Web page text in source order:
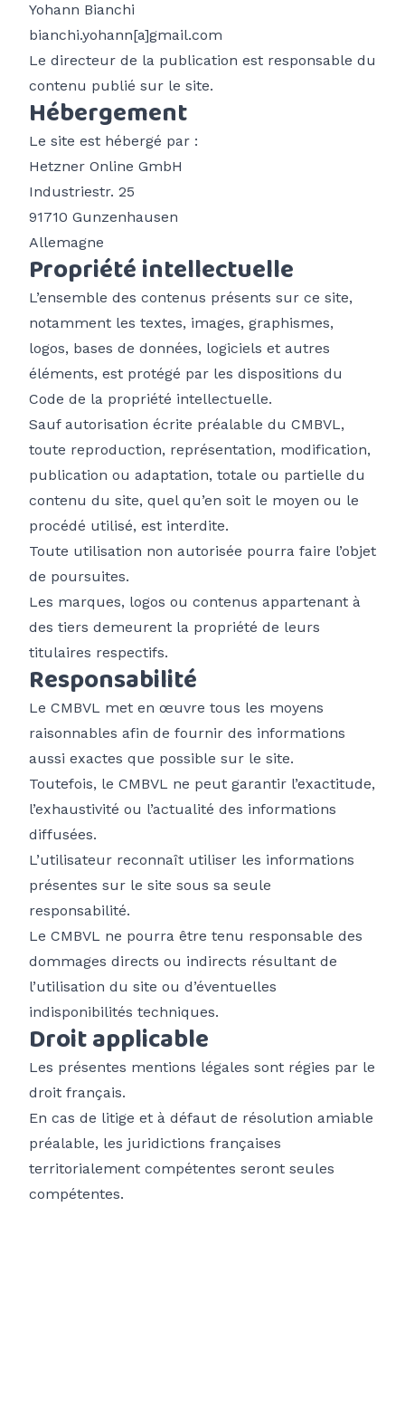
Yohann Bianchi
bianchi.yohann[a]gmail.com
Le directeur de la publication est responsable du
contenu publié sur le site.
Hébergement
Le site est hébergé par :
Hetzner Online GmbH
Industriestr. 25
91710 Gunzenhausen
Allemagne
Propriété intellectuelle
L’ensemble des contenus présents sur ce site,
notamment les textes, images, graphismes,
logos, bases de données, logiciels et autres
éléments, est protégé par les dispositions du
Code de la propriété intellectuelle.
Sauf autorisation écrite préalable du CMBVL,
toute reproduction, représentation, modification,
publication ou adaptation, totale ou partielle du
contenu du site, quel qu’en soit le moyen ou le
procédé utilisé, est interdite.
Toute utilisation non autorisée pourra faire l’objet
de poursuites.
Les marques, logos ou contenus appartenant à
des tiers demeurent la propriété de leurs
titulaires respectifs.
Responsabilité
Le CMBVL met en œuvre tous les moyens
raisonnables afin de fournir des informations
aussi exactes que possible sur le site.
Toutefois, le CMBVL ne peut garantir l’exactitude,
l’exhaustivité ou l’actualité des informations
diffusées.
L’utilisateur reconnaît utiliser les informations
présentes sur le site sous sa seule
responsabilité.
Le CMBVL ne pourra être tenu responsable des
dommages directs ou indirects résultant de
l’utilisation du site ou d’éventuelles
indisponibilités techniques.
Droit applicable
Les présentes mentions légales sont régies par le
droit français.
En cas de litige et à défaut de résolution amiable
préalable, les juridictions françaises
territorialement compétentes seront seules
compétentes.